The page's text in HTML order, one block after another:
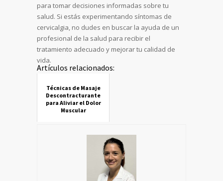
para tomar decisiones informadas sobre tu
salud. Si estás experimentando síntomas de
cervicalgia, no dudes en buscar la ayuda de un
profesional de la salud para recibir el
tratamiento adecuado y mejorar tu calidad de
vida.
Artículos relacionados:
Técnicas de Masaje
Descontracturante
para Aliviar el Dolor
Muscular